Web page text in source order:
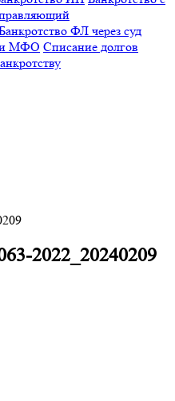
ФЛ через суд
и МФО Списание долгов
2022_20240209